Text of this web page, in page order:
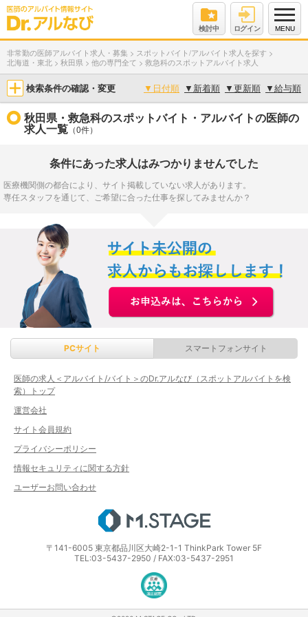
検討中 ログイン MENU
非常勤の医師アルバイト求人・募集 > スポットバイト/アルバイト求人を探す >
北海道・東北 > 秋田県 > 他の専門全て > 救急科のスポットアルバイト求人
検索条件の確認・変更 ▼ 日付順 ▼ 新着順 ▼更新順 ▼給与順
秋田県・救急科のスポットバイト・アルバイトの医師の
求人一覧 （0件）
条件にあった求人はみつかりませんでした
医療機関側の都合により、サイト掲載していない求人があります。
専任スタッフを通じて、ご希望に合った仕事を探してみませんか？
PCサイト スマートフォンサイト
医師の求人＜アルバイト/バイト＞のDr.アルなび（スポットアルバイトを検
索）トップ
運営会社
サイト会員規約
プライバシーポリシー
情報セキュリティに関する方針
ユーザーお問い合わせ
〒141-6005 東京都品川区大崎2-1-1 ThinkPark Tower 5F
TEL:03-5437-2950 / FAX:03-5437-2951